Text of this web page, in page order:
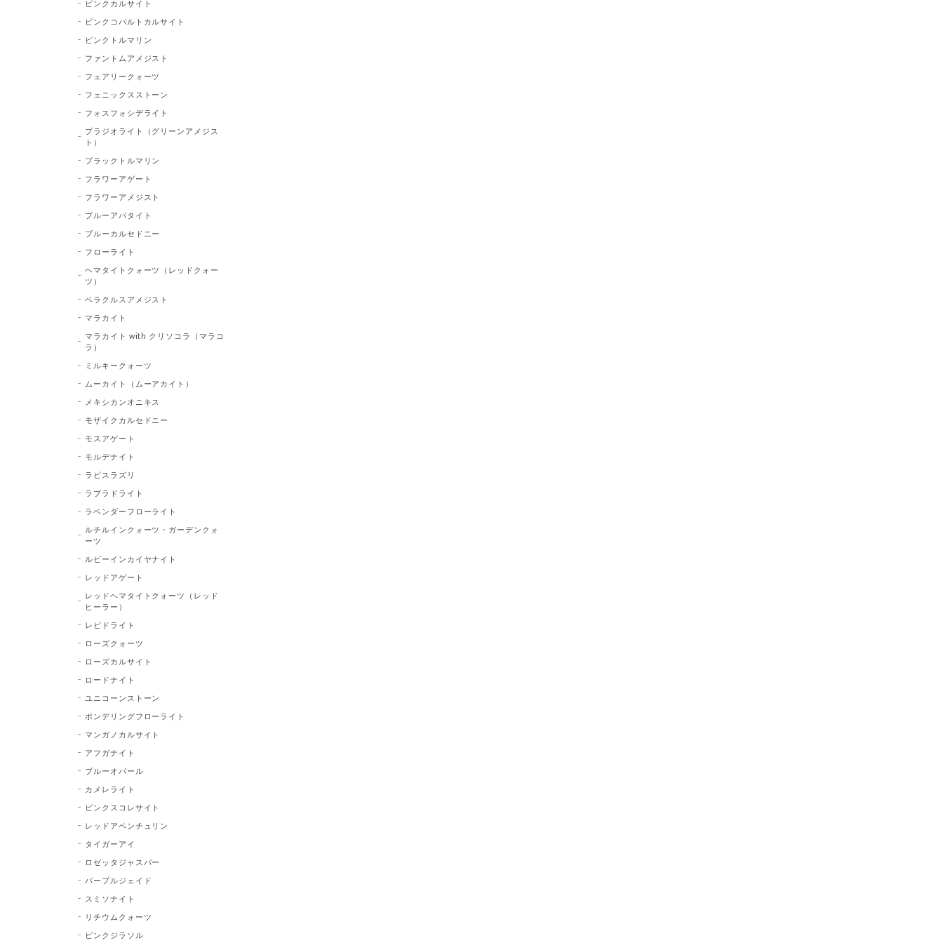
ピンクカルサイト
ピンクコバルトカルサイト
ピンクトルマリン
ファントムアメジスト
フェアリークォーツ
フェニックスストーン
フォスフォシデライト
プラジオライト（グリーンアメジス
ト）
ブラックトルマリン
フラワーアゲート
フラワーアメジスト
ブルーアパタイト
ブルーカルセドニー
フローライト
ヘマタイトクォーツ（レッドクォー
ツ）
ベラクルスアメジスト
マラカイト
マラカイト with クリソコラ（マラコ
ラ）
ミルキークォーツ
ムーカイト（ムーアカイト）
メキシカンオニキス
モザイクカルセドニー
モスアゲート
モルデナイト
ラピスラズリ
ラブラドライト
ラベンダーフローライト
ルチルインクォーツ・ガーデンクォ
ーツ
ルビーインカイヤナイト
レッドアゲート
レッドヘマタイトクォーツ（レッド
ヒーラー）
レピドライト
ローズクォーツ
ローズカルサイト
ロードナイト
ユニコーンストーン
ポンデリングフローライト
マンガノカルサイト
アフガナイト
ブルーオパール
カメレライト
ピンクスコレサイト
レッドアベンチュリン
タイガーアイ
ロゼッタジャスパー
パープルジェイド
スミソナイト
リチウムクォーツ
ピンクジラソル